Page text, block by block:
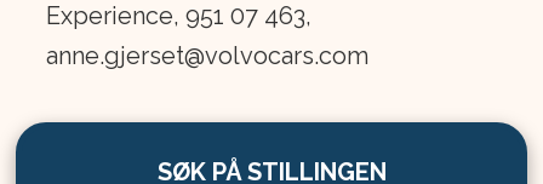
Experience, 951 07 463,
anne.gjerset@volvocars.com
SØK PÅ STILLINGEN